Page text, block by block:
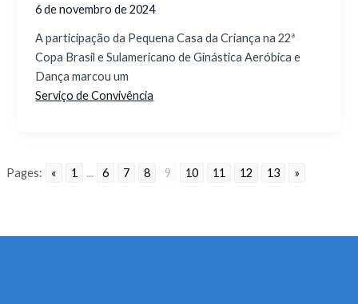
6 de novembro de 2024
A participação da Pequena Casa da Criança na 22ª
Copa Brasil e Sulamericano de Ginástica Aeróbica e
Dança marcou um
Serviço de Convivência
Pages: « 1 ... 6 7 8 9 10 11 12 13 »